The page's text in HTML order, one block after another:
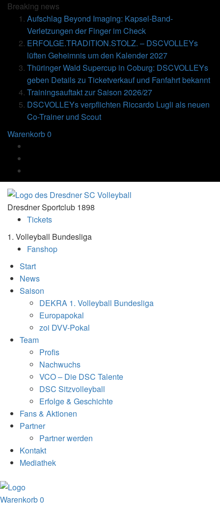
Breaking news
Aufschlag Beyond Imaging: Kapsel-Band-
Verletzungen der Finger im Check
ERFOLGE.TRADITION.STOLZ. – DSCVOLLEYs
lüften Geheimnis um den Kalender 2027
Thüringer Wald Supercup in Coburg: DSCVOLLEYs
geben Details zu Ticketverkauf und Fanfahrt bekannt
Trainingsauftakt zur Saison 2026/27
DSCVOLLEYs verpflichten Riccardo Lugli als neuen
Co-Trainer und Scout
Warenkorb0
Dresdner Sportclub 1898
Tickets
1. Volleyball Bundesliga
Fanshop
Start
News
Saison
DEKRA 1. Volleyball Bundesliga
Europapokal
zoi DVV-Pokal
Team
Profis
Nachwuchs
VCO – Die DSC Talente
DSC Sitzvolleyball
Erfolge & Geschichte
Fans & Aktionen
Partner
Partner werden
Kontakt
Mediathek
Warenkorb0